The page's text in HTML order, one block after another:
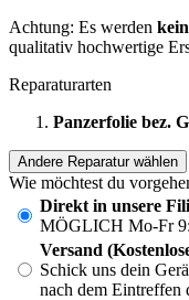
Achtung: Es werden
qualitativ hochwertige
Reparaturarten
Panzerfolie bez.
Andere Reparatur wählen
Wie möchtest du
Direkt in unsere
MÖGLICH Mo-Fr
Versand
Schick uns dein
nach dem Eintreffen